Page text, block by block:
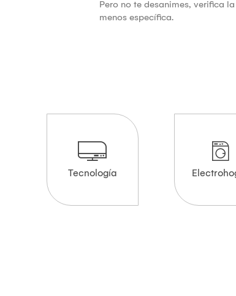
Pero no te desanimes, verifica
menos específica.
Tecnología